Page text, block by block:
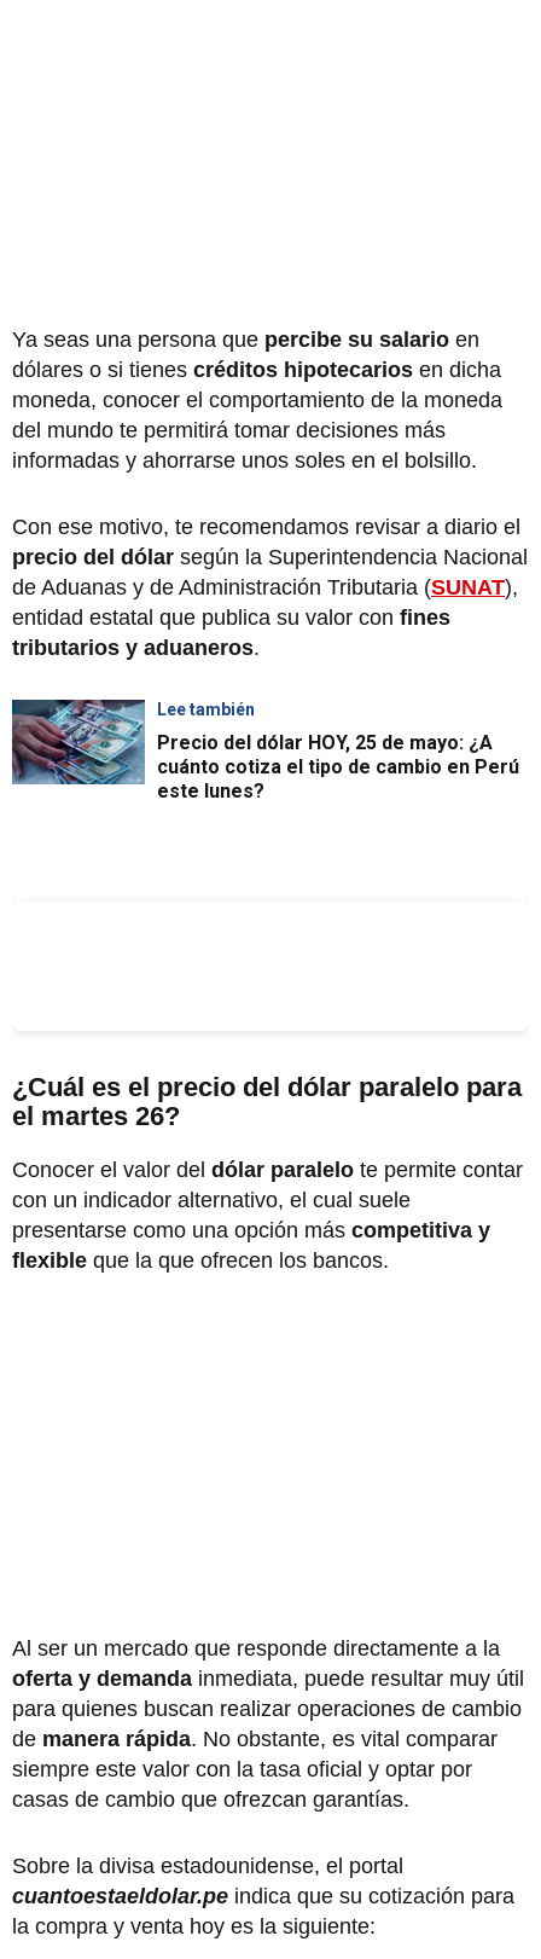
Ya seas una persona que percibe su salario en
dólares o si tienes créditos hipotecarios en dicha
moneda, conocer el comportamiento de la moneda
del mundo te permitirá tomar decisiones más
informadas y ahorrarse unos soles en el bolsillo.
Con ese motivo, te recomendamos revisar a diario el
precio del dólar según la Superintendencia Nacional
de Aduanas y de Administración Tributaria (SUNAT),
entidad estatal que publica su valor con fines
tributarios y aduaneros.
Lee también
Precio del dólar HOY, 25 de mayo: ¿A
cuánto cotiza el tipo de cambio en Perú
este lunes?
¿Cuál es el precio del dólar paralelo para
el martes 26?
Conocer el valor del dólar paralelo te permite contar
con un indicador alternativo, el cual suele
presentarse como una opción más competitiva y
flexible que la que ofrecen los bancos.
Al ser un mercado que responde directamente a la
oferta y demanda inmediata, puede resultar muy útil
para quienes buscan realizar operaciones de cambio
de manera rápida. No obstante, es vital comparar
siempre este valor con la tasa oficial y optar por
casas de cambio que ofrezcan garantías.
Sobre la divisa estadounidense, el portal
cuantoestaeldolar.pe indica que su cotización para
la compra y venta hoy es la siguiente: